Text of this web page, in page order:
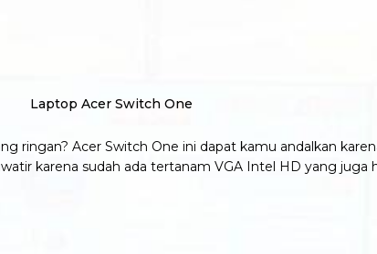
ringan? Acer Switch One ini dapat kamu andalkan
karena sudah ada tertanam VGA Intel HD yang